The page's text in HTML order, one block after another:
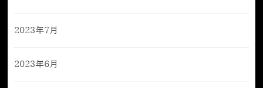
2023年7月
2023年6月